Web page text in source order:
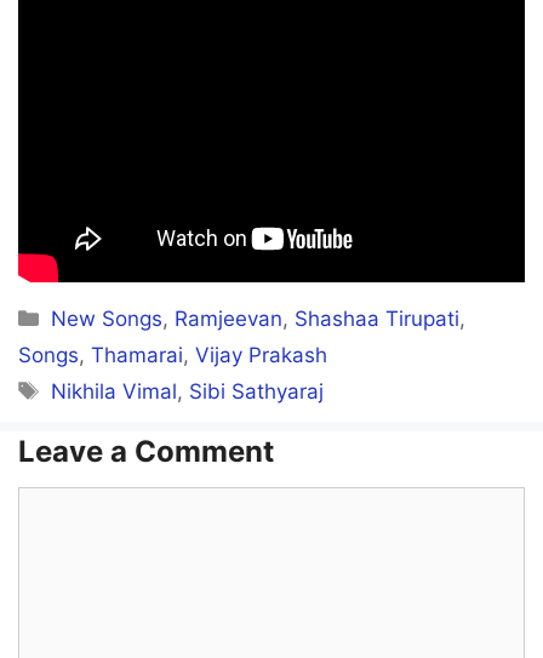
Categories
New Songs, Ramjeevan, Shashaa Tirupati,
Songs, Thamarai, Vijay Prakash
Tags
Nikhila Vimal, Sibi Sathyaraj
Leave a Comment